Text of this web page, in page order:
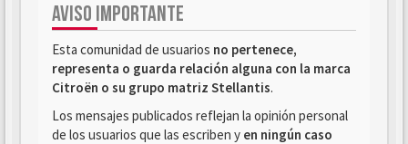
AVISO IMPORTANTE
Esta comunidad de usuarios no pertenece,
representa o guarda relación alguna con la marca
Citroën o su grupo matriz Stellantis.
Los mensajes publicados reflejan la opinión personal
de los usuarios que las escriben y en ningún caso